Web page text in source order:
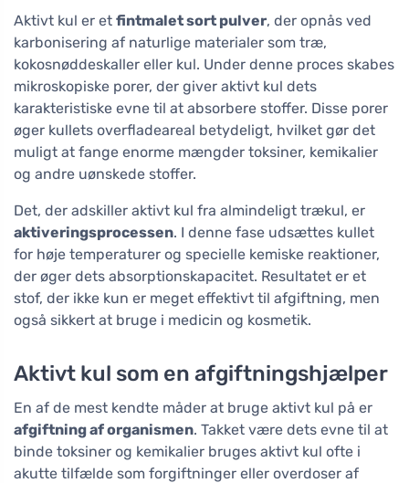
Aktivt kul er et fintmalet sort pulver, der opnås ved
karbonisering af naturlige materialer som træ,
kokosnøddeskaller eller kul. Under denne proces skabes
mikroskopiske porer, der giver aktivt kul dets
karakteristiske evne til at absorbere stoffer. Disse porer
øger kullets overfladeareal betydeligt, hvilket gør det
muligt at fange enorme mængder toksiner, kemikalier
og andre uønskede stoffer.
Det, der adskiller aktivt kul fra almindeligt trækul, er
aktiveringsprocessen. I denne fase udsættes kullet
for høje temperaturer og specielle kemiske reaktioner,
der øger dets absorptionskapacitet. Resultatet er et
stof, der ikke kun er meget effektivt til afgiftning, men
også sikkert at bruge i medicin og kosmetik.
Aktivt kul som en afgiftningshjælper
En af de mest kendte måder at bruge aktivt kul på er
afgiftning af organismen. Takket være dets evne til at
binde toksiner og kemikalier bruges aktivt kul ofte i
akutte tilfælde som forgiftninger eller overdoser af